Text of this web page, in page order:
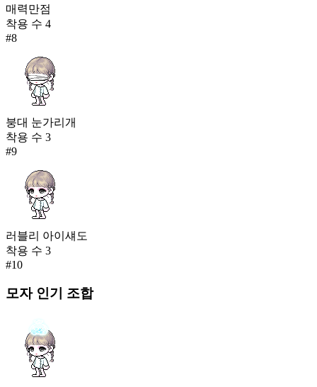
매력만점
착용 수 4
#8
붕대 눈가리개
착용 수 3
#9
러블리 아이섀도
착용 수 3
#10
모자인기 조합